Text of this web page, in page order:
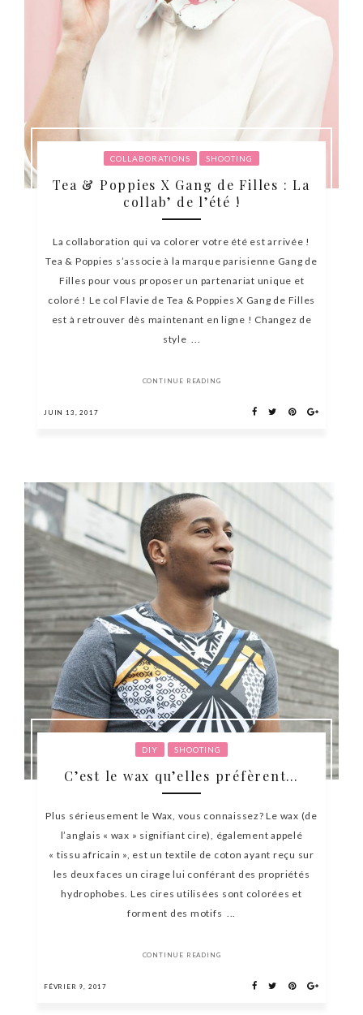
COLLABORATIONS SHOOTING
Tea & Poppies X Gang de Filles : La
collab’ de l’été !
La collaboration qui va colorer votre été est arrivée !
Tea & Poppies s’associe à la marque parisienne Gang de
Filles pour vous proposer un partenariat unique et
coloré ! Le col Flavie de Tea & Poppies X Gang de Filles
est à retrouver dès maintenant en ligne ! Changez de
style ...
CONTINUE READING
JUIN 13, 2017
DIY SHOOTING
C’est le wax qu’elles préfèrent…
Plus sérieusement le Wax, vous connaissez? Le wax (de
l’anglais « wax » signifiant cire), également appelé
« tissu africain », est un textile de coton ayant reçu sur
les deux faces un cirage lui conférant des propriétés
hydrophobes. Les cires utilisées sont colorées et
forment des motifs ...
CONTINUE READING
FÉVRIER 9, 2017